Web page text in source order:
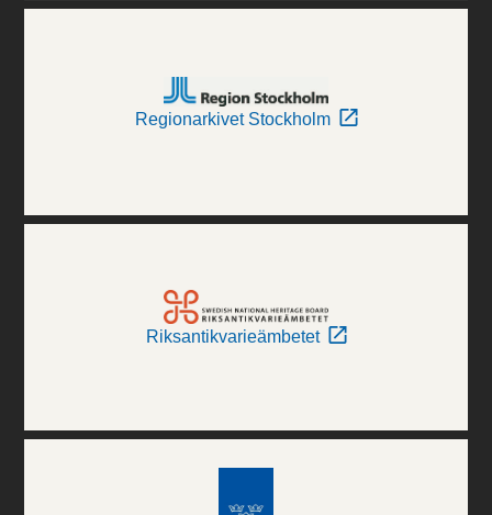
Regionarkivet Stockholm
Riksantikvarieämbetet